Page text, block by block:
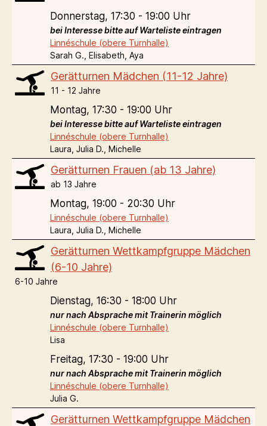
Donnerstag, 17:30 - 19:00 Uhr
bei Interesse bitte auf Warteliste eintragen
Linnéschule (obere Turnhalle)
Sarah G., Elisabeth, Aya
Gerätturnen Mädchen (11-12 Jahre)
11 - 12 Jahre
Montag, 17:30 - 19:00 Uhr
bei Interesse bitte auf Warteliste eintragen
Linnéschule (obere Turnhalle)
Laura, Julia D., Michelle
Gerätturnen Frauen (ab 13 Jahre)
ab 13 Jahre
Montag, 19:00 - 20:30 Uhr
Linnéschule (obere Turnhalle)
Laura, Julia D., Michelle
Gerätturnen Wettkampfgruppe Mädchen
(6-10 Jahre)
6-10 Jahre
Dienstag, 16:30 - 18:00 Uhr
nur nach Absprache mit Trainerin möglich
Linnéschule (obere Turnhalle)
Lisa
Freitag, 17:30 - 19:00 Uhr
nur nach Absprache mit Trainerin möglich
Linnéschule (obere Turnhalle)
Julia G.
Gerätturnen Wettkampfgruppe Mädchen